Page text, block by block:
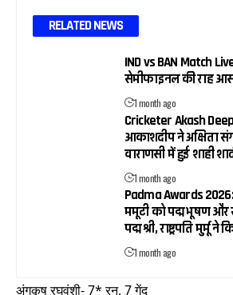
RELATED NEWS
IND vs BAN Match
सेमीफाइनल की राह
1 month ago
Cricketer Akash
आकाशदीप ने अक्षिता
वाराणसी में हुई शाही
1 month ago
Padma Awards
ममूटी को पद्म भूषण और
पद्म श्री, राष्ट्रपति मुर्मू ने
1 month ago
अंगकृष रघुवंशी- 7* रन, 7 गेंद